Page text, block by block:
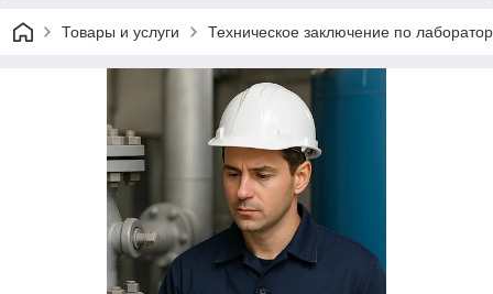
Товары и услуги Техническое заключение по